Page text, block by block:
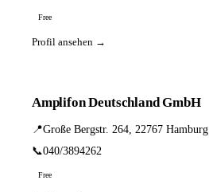
Free
Profil ansehen →
Amplifon Deutschland GmbH
📍Große Bergstr. 264, 22767 Hamburg
📞040/3894262
Free